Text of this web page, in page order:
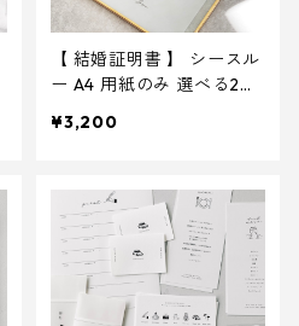
【 結婚証明書 】 シースル
ー A4 用紙のみ 選べる2種
¥3,200